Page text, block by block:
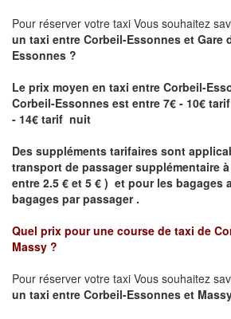
Pour réserver votre taxi Vous souhaitez
un taxi entre Corbeil-Essonnes et Gare
Essonnes ?
Le prix moyen en taxi entre Corbeil-
Corbeil-Essonnes est entre 7€ - 10€
- 14€ tarif nuit
Des suppléments tarifaires sont
transport de passager supplémentaire
entre 2.5 € et 5 € ) et pour les bagages
bagages par passager .
Quel prix pour une course de taxi de
Massy ?
Pour réserver votre taxi Vous souhaitez
un taxi entre Corbeil-Essonnes et